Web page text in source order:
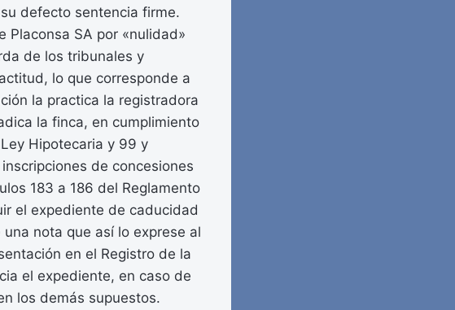
defecto sentencia firme.
Placonsa SA por «nulidad»
de los tribunales y
lo que corresponde a
la practica la registradora
la finca, en cumplimiento
Hipotecaria y 99 y
de concesiones
183 a 186 del Reglamento
el expediente de caducidad
nota que así lo exprese al
en el Registro de la
el expediente, en caso de
los demás supuestos.